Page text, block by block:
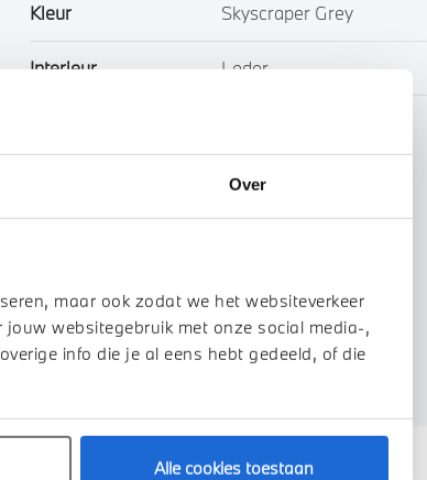
Over
maar ook zodat we het websiteverkeer
websitegebruik met onze social media-,
info die je al eens hebt gedeeld, of die
Alle cookies toestaan
Kleur Skyscraper Grey
Interieur Leder
Toon alle eigenschappen